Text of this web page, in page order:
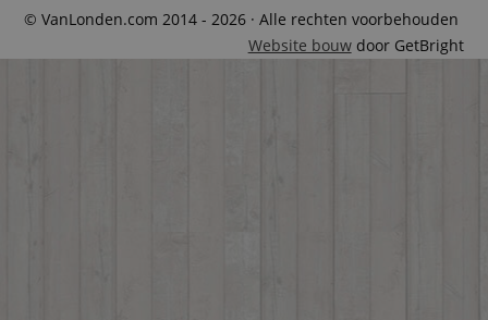
© VanLonden.com 2014 - 2026 · Alle rechten voorbehouden
Website bouwdoor GetBright